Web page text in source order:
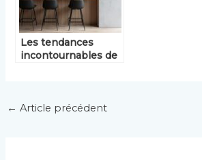
Les tendances
incontournables de
← Article précédent